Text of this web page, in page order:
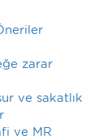
zarar
ve sakatlık
ve MR